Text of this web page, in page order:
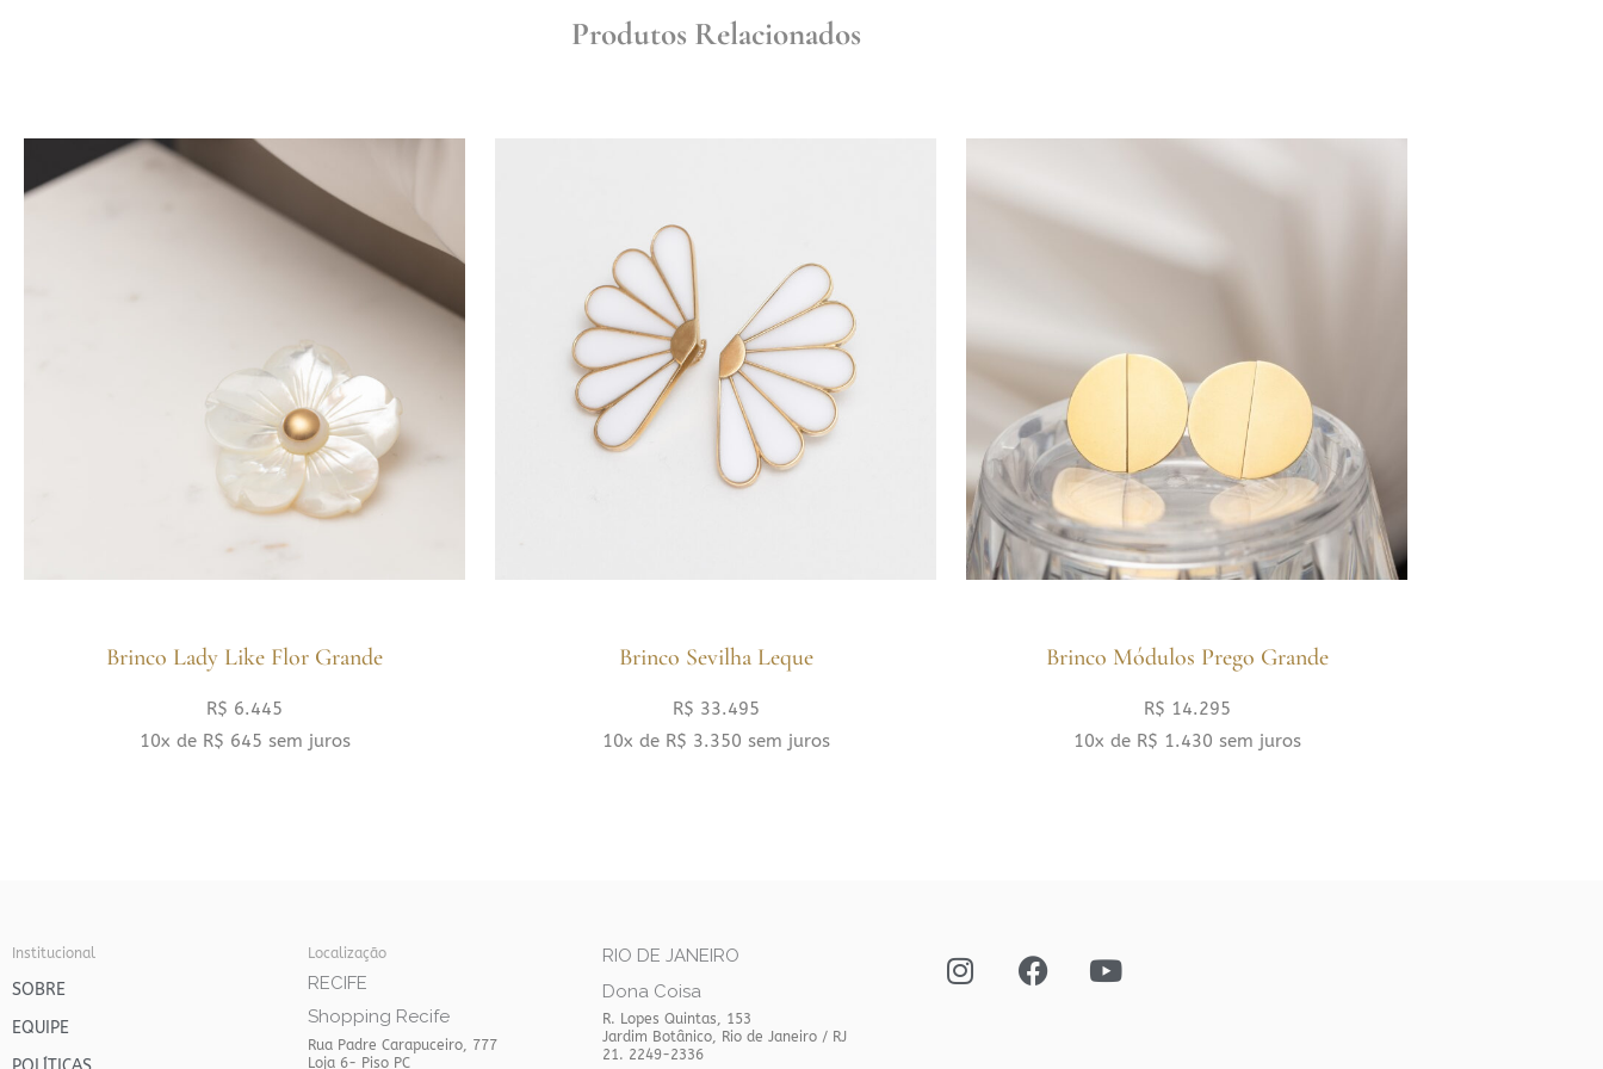
Produtos Relacionados
Brinco Lady Like Flor Grande
R$ 6.445
10x de R$ 645 sem juros
Brinco Sevilha Leque
R$ 33.495
10x de R$ 3.350 sem juros
Brinco Módulos Prego Grande
R$ 14.295
10x de R$ 1.430 sem juros
Institucional
SOBRE
EQUIPE
Localização
RECIFE
Shopping Recife
Rua Padre Carapuceiro, 777
Loja 6- Piso PC
RIO DE JANEIRO
Dona Coisa
R. Lopes Quintas, 153
Jardim Botânico, Rio de Janeiro / RJ
21. 2249-2336
I
n
F
a
Y
o